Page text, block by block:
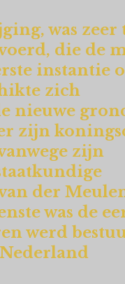
was zeer
die de
instantie
zich
nieuwe
zijn
zijn
der
was de
werd